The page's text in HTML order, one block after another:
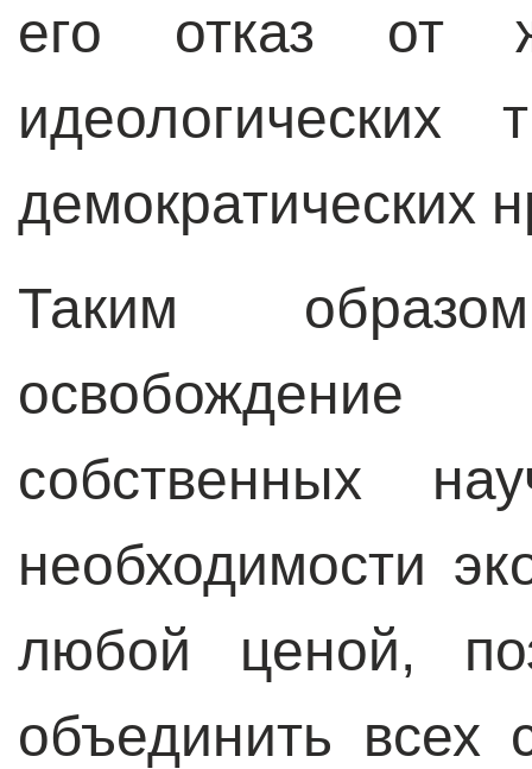
его отказ от
идеологических
демократических
Таким
собственных
необходимости
любой ценой,
объединить всех